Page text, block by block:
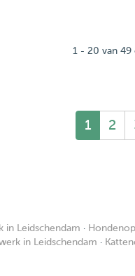
1 - 20 van 49
1 2
in Leidschendam ·
in Leidschendam ·